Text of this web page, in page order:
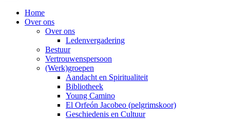
Home
Over ons
Over ons
Ledenvergadering
Bestuur
Vertrouwenspersoon
(Werk)groepen
Aandacht en Spiritualiteit
Bibliotheek
Young Camino
El Orfeón Jacobeo (pelgrimskoor)
Geschiedenis en Cultuur